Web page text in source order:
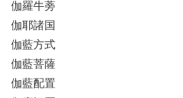
伽羅牛蒡
伽耶諸国
伽藍方式
伽藍菩薩
伽藍配置